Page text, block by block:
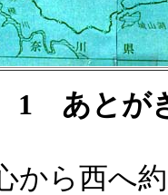
1 あとが
から西へ